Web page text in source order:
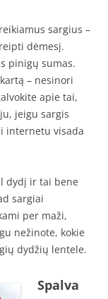
sargius –
dėmesį.
pinigų sumas.
– nesinori
apie tai,
jeigu sargis
internetu visada
dydį ir tai bene
sargiai
per maži,
nežinote, kokie
dydžių lentele.
Spalva